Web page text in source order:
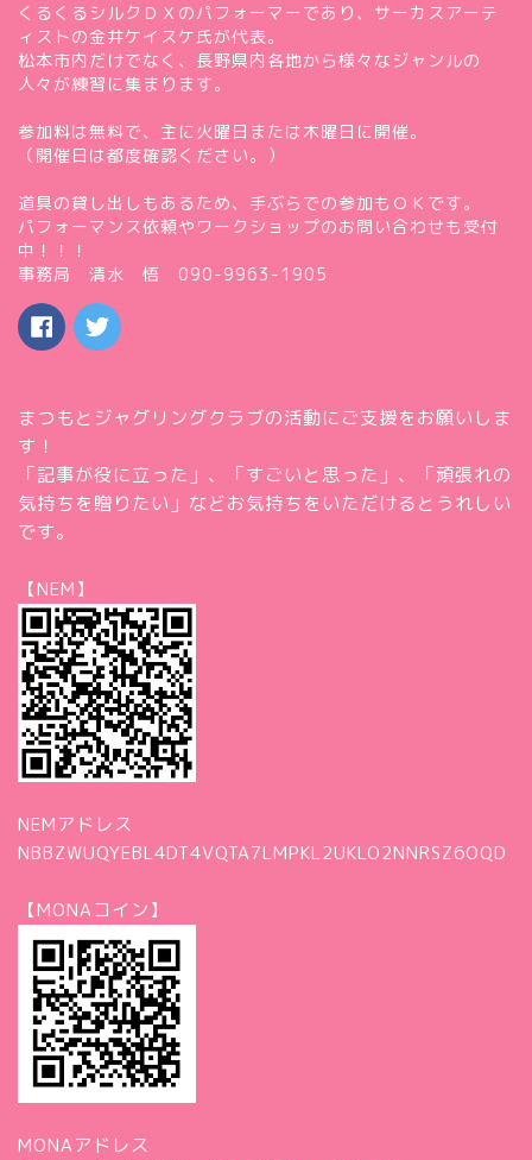
くるくるシルクＤＸのパフォーマーであり、サーカスアーテ
ィストの金井ケイスケ氏が代表。
松本市内だけでなく、長野県内各地から様々なジャンルの
人々が練習に集まります。
参加料は無料で、主に火曜日または木曜日に開催。
（開催日は都度確認ください。）
道具の貸し出しもあるため、手ぶらでの参加もＯＫです。
パフォーマンス依頼やワークショップのお問い合わせも受付
中！！！
事務局 清水 悟 090-9963-1905
まつもとジャグリングクラブの活動にご支援をお願いしま
す！
「記事が役に立った」、「すごいと思った」、「頑張れの
気持ちを贈りたい」などお気持ちをいただけるとうれしい
です。
【NEM】
NEMアドレス
NBBZWUQYEBL4DT4VQTA7LMPKL2UKLO2NNRSZ6OQD
【MONAコイン】
MONAアドレス